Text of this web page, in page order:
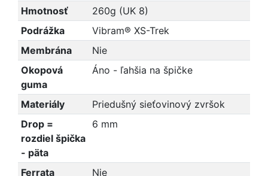
Hmotnosť
260g (UK 8)
Podrážka
Vibram® XS-Trek
Membrána
Nie
Okopová
guma
Áno - ľahšia na špičke
Materiály
Priedušný sieťovinový zvršok
Drop =
rozdiel špička
- päta
6 mm
Ferrata
Nie